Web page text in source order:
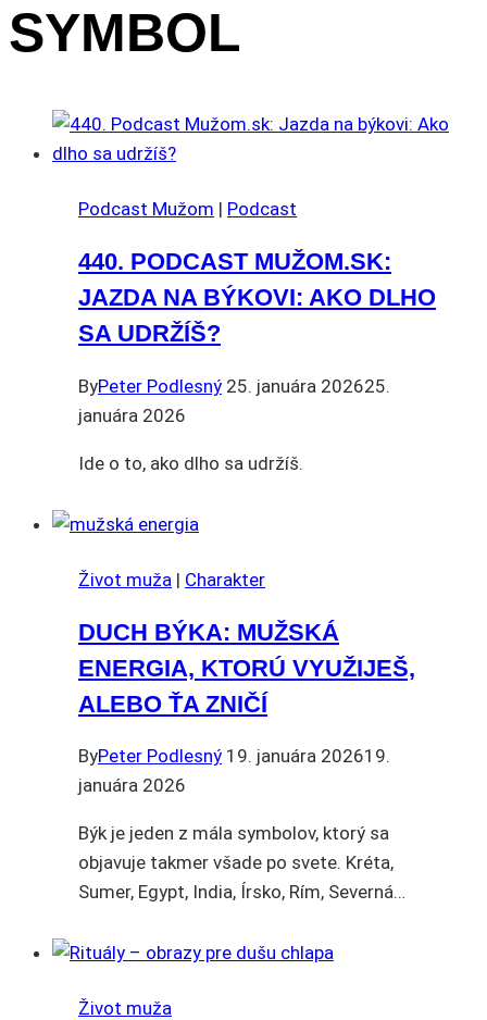
SYMBOL
Podcast Mužom | Podcast
440. PODCAST MUŽOM.SK:
JAZDA NA BÝKOVI: AKO DLHO
SA UDRŽÍŠ?
ByPeter Podlesný 25. januára 202625.
januára 2026
Ide o to, ako dlho sa udržíš.
Život muža | Charakter
DUCH BÝKA: MUŽSKÁ
ENERGIA, KTORÚ VYUŽIJEŠ,
ALEBO ŤA ZNIČÍ
ByPeter Podlesný 19. januára 202619.
januára 2026
Býk je jeden z mála symbolov, ktorý sa
objavuje takmer všade po svete. Kréta,
Sumer, Egypt, India, Írsko, Rím, Severná…
Život muža